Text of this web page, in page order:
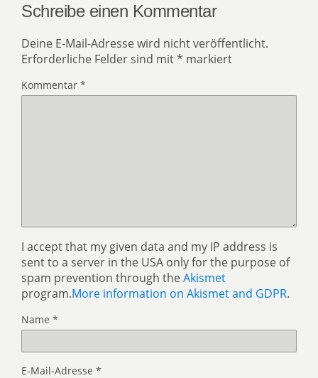
Schreibe einen Kommentar
Deine E-Mail-Adresse wird nicht veröffentlicht.
Erforderliche Felder sind mit* markiert
Kommentar *
I accept that my given data and my IP address is
sent to a server in the USA only for the purpose of
spam prevention through theAkismet
program.More information on Akismet and GDPR.
Name *
E-Mail-Adresse *